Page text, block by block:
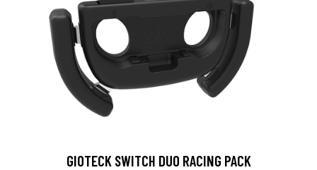
GIOTECK SWITCH DUO RACING PACK